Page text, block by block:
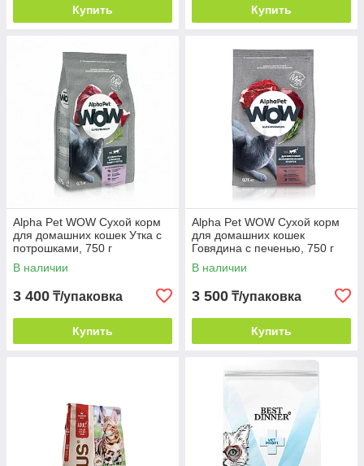
Купить Купить
Alpha Pet WOW Сухой корм
для домашних кошек Утка с
потрошками, 750 г
В наличии
3 400 ₸/упаковка
Купить
Alpha Pet WOW Сухой корм
для домашних кошек
Говядина с печенью, 750 г
В наличии
3 500 ₸/упаковка
Купить